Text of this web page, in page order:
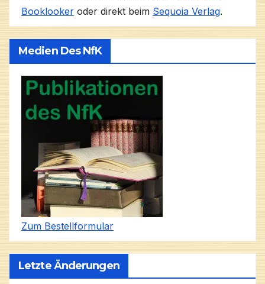
Booklooker oder direkt beim Sequoia Verlag.
Medien Des NfK
Zum Bestellformular
Letzte Änderungen